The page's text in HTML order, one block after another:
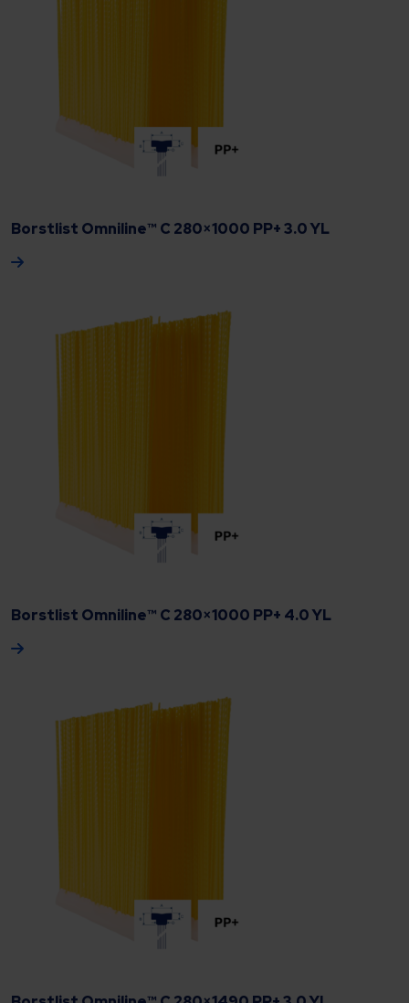
Borstlist Omniline™ C 280×1000 PP+ 3.0 YL
Borstlist Omniline™ C 280×1000 PP+ 4.0 YL